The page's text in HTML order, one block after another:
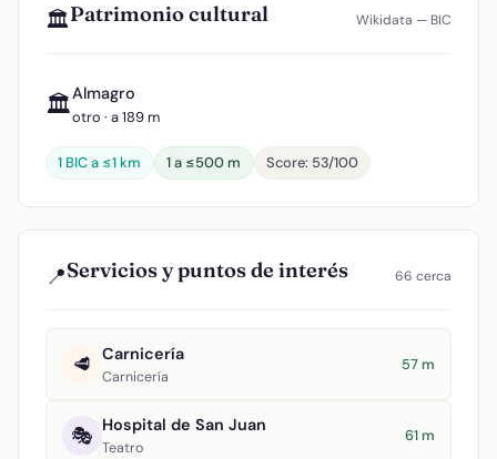
🏛️Patrimonio cultural Wikidata — BIC
🏛️Almagro
otro · a 189 m
1 BIC a ≤1 km 1 a ≤500 m Score: 53/100
📍Servicios y puntos de interés 66 cerca
🥩 Carnicería
Carnicería
57 m
🎭 Hospital de San Juan
Teatro
61 m